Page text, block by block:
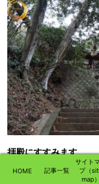
拝殿にすすみます
HOME 記事一覧
サイト
プ（
map）